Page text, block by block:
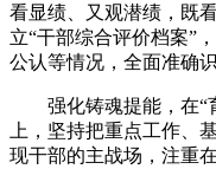
看显绩、又观潜绩，既
立“干部综合评价档案”
公认等情况，全面准确
强化铸魂提能，在“
上，坚持把重点工作、
现干部的主战场，注重